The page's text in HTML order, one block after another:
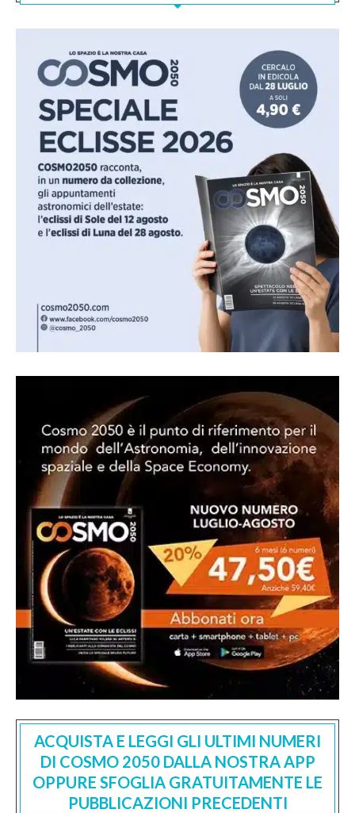
ACQUISTA E LEGGI GLI ULTIMI NUMERI
DI COSMO 2050 DALLA NOSTRA APP
OPPURE SFOGLIA GRATUITAMENTE LE
PUBBLICAZIONI PRECEDENTI